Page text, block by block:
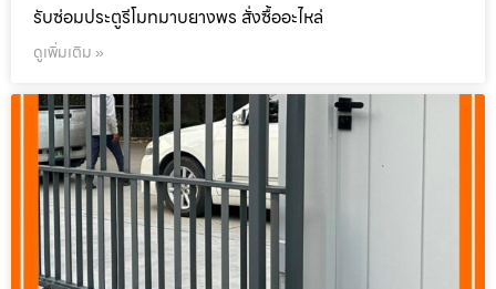
รับซ่อมประตูรีโมทมาบยางพร สั่งซื้ออะไหล่
ดูเพิ่มเติม »